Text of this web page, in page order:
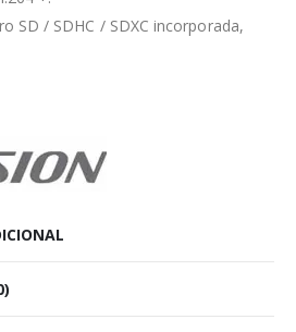
SD / SDHC / SDXC incorporada,